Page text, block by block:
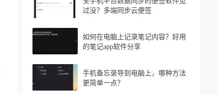
过没？多端同步云便签
如何在电脑上记录笔记内容？好用
的笔记app软件分享
手机备忘录导到电脑上，哪种方法
更简单一点？